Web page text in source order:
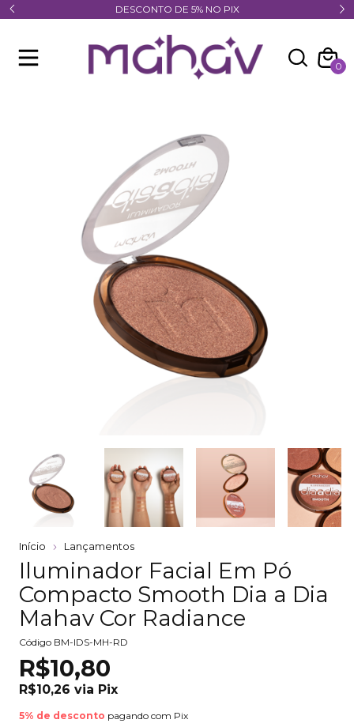
DESCONTO DE 5% NO PIX
0
Início Lançamentos
Iluminador Facial Em Pó
Compacto Smooth Dia a Dia
Mahav Cor Radiance
Código BM-IDS-MH-RD
R$10,80
R$10,26 via Pix
5% de desconto pagando com Pix